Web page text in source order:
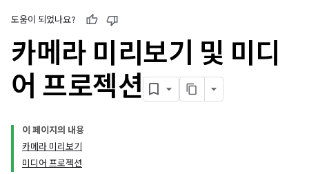
도움이 되었나요?
카메라 미리보기 및 미디
어 프로젝션
이 페이지의 내용
카메라 미리보기
미디어 프로젝션